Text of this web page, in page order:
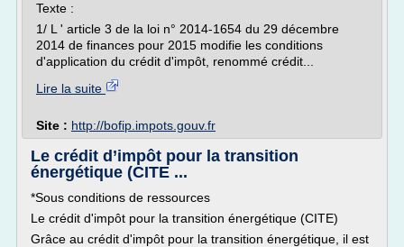
Texte :
1/ L ' article 3 de la loi n° 2014-1654 du 29 décembre
2014 de finances pour 2015 modifie les conditions
d'application du crédit d'impôt, renommé crédit...
Lire la suite
Site : http://bofip.impots.gouv.fr
Le crédit d’impôt pour la transition
énergétique (CITE ...
*Sous conditions de ressources
Le crédit d'impôt pour la transition énergétique (CITE)
Grâce au crédit d'impôt pour la transition énergétique, il est